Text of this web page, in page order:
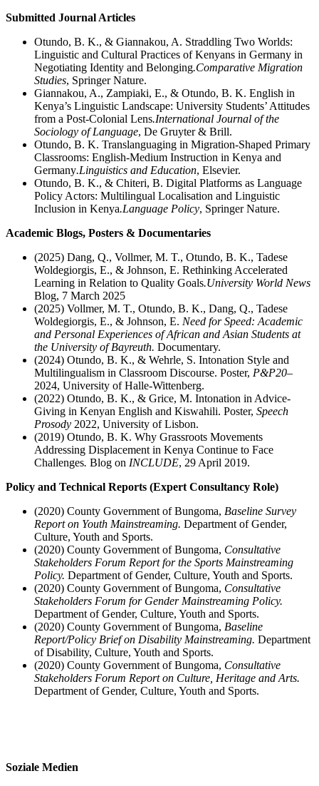
Submitted Journal Articles
Otundo, B. K., & Giannakou, A. Straddling Two Worlds:
Linguistic and Cultural Practices of Kenyans in Germany in
Negotiating Identity and Belonging.Comparative Migration
Studies, Springer Nature.
Giannakou, A., Zampiaki, E., & Otundo, B. K. English in
Kenya’s Linguistic Landscape: University Students’ Attitudes
from a Post-Colonial Lens.International Journal of the
Sociology of Language, De Gruyter & Brill.
Otundo, B. K. Translanguaging in Migration-Shaped Primary
Classrooms: English-Medium Instruction in Kenya and
Germany.Linguistics and Education, Elsevier.
Otundo, B. K., & Chiteri, B. Digital Platforms as Language
Policy Actors: Multilingual Localisation and Linguistic
Inclusion in Kenya.Language Policy, Springer Nature.
Academic Blogs, Posters & Documentaries
(2025) Dang, Q., Vollmer, M. T., Otundo, B. K., Tadese
Woldegiorgis, E., & Johnson, E. Rethinking Accelerated
Learning in Relation to Quality Goals.University World News
Blog, 7 March 2025
(2025) Vollmer, M. T., Otundo, B. K., Dang, Q., Tadese
Woldegiorgis, E., & Johnson, E. Need for Speed: Academic
and Personal Experiences of African and Asian Students at
the University of Bayreuth. Documentary.
(2024) Otundo, B. K., & Wehrle, S. Intonation Style and
Multilingualism in Classroom Discourse. Poster, P&P20–
2024, University of Halle-Wittenberg.
(2022) Otundo, B. K., & Grice, M. Intonation in Advice-
Giving in Kenyan English and Kiswahili. Poster, Speech
Prosody 2022, University of Lisbon.
(2019) Otundo, B. K. Why Grassroots Movements
Addressing Displacement in Kenya Continue to Face
Challenges. Blog on INCLUDE, 29 April 2019.
Policy and Technical Reports (Expert Consultancy Role)
(2020) County Government of Bungoma, Baseline Survey
Report on Youth Mainstreaming. Department of Gender,
Culture, Youth and Sports.
(2020) County Government of Bungoma, Consultative
Stakeholders Forum Report for the Sports Mainstreaming
Policy. Department of Gender, Culture, Youth and Sports.
(2020) County Government of Bungoma, Consultative
Stakeholders Forum for Gender Mainstreaming Policy.
Department of Gender, Culture, Youth and Sports.
(2020) County Government of Bungoma, Baseline
Report/Policy Brief on Disability Mainstreaming. Department
of Disability, Culture, Youth and Sports.
(2020) County Government of Bungoma, Consultative
Stakeholders Forum Report on Culture, Heritage and Arts.
Department of Gender, Culture, Youth and Sports.
Soziale Medien